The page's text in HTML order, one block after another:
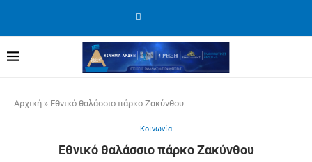
Αρχική » Εθνικό θαλάσσιο πάρκο Ζακύνθου
Κοινωνία
Εθνικό θαλάσσιο πάρκο Ζακύνθου